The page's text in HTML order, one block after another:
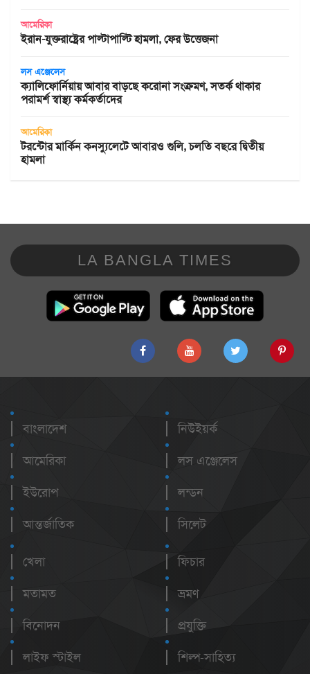
আমেরিকা
ইরান-যুক্তরাষ্ট্রের পাল্টাপাল্টি হামলা, ফের উত্তেজনা
লস এঞ্জেলেস
ক্যালিফোর্নিয়ায় আবার বাড়ছে করোনা সংক্রমণ, সতর্ক থাকার
পরামর্শ স্বাস্থ্য কর্মকর্তাদের
আমেরিকা
টরন্টোর মার্কিন কনস্যুলেটে আবারও গুলি, চলতি বছরে দ্বিতীয়
হামলা
LA BANGLA TIMES
বাংলাদেশ
আমেরিকা
ইউরোপ
আন্তর্জাতিক
নিউইয়র্ক
লস এঞ্জেলেস
লন্ডন
সিলেট
খেলা
মতামত
বিনোদন
লাইফ স্টাইল
ফিচার
ভ্রমণ
প্রযুক্তি
শিল্প-সাহিত্য